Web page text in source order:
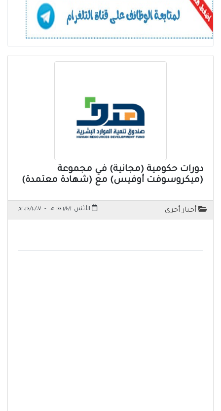
دورات حكومية (مجانية) في مجموعة
(ميكروسوفت أوفيس) مع (شهادة معتمدة)
أخبار أخرى الأثنين ١٤٤٦/٤/٢ هـ - ٢٠٢٤/١٠/٠٧م